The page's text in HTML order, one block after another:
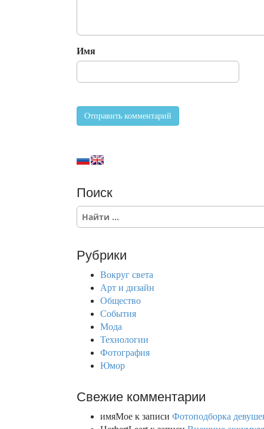
Имя
Поиск
S
c
Рубрики
Вокруг света
Арт и дизайн
Общество
События
Мода
Технологии
Фотография
Юмор
Свежие комментарии
имяМое к записи Фотоподборка